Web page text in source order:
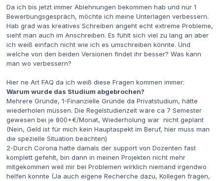
Da ich bis jetzt immer Ablehnungen bekommen hab und nur 1
Bewerbungsgespräch, möchte ich meine Unterlagen verbessern.
Hab grad was kreatives Schreiben angeht echt extreme Probleme,
sieht man auch im Anschreiben. Es fühlt sich viel zu lang an aber
ich weiß einfach nicht wie ich es umschreiben könnte. Und
welche von den beiden Versionen findet ihr besser? Was kann
man wo verbessern?
Hier ne Art FAQ da ich weiß diese Fragen kommen immer:
Warum wurde das Studium abgebrochen?
Mehrere Gründe, 1-Finanzielle Gründe da Privatstudium, hätte
wiederholen müssen. Die Regelstudienzeit wäre ca 7 Semester
gewesen bei je 800+€/Monat, Wiederholung war nicht geplant
(Nein, Geld ist für mich kein Hauptaspekt im Beruf, hier muss man
die spezielle Situation beachten)
2-Durch Corona hatte damals der support von Dozenten fast
komplett gefehlt, bin dann in meinen Projekten nicht mehr
mitgekommen weil mir bei Problemen wirklich niemand irgendwo
helfen konnte (Ja auch eigene Recherche dazu, Kollegen fragen,